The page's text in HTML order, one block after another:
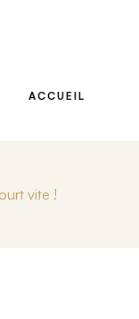
ACCUEIL
vite !